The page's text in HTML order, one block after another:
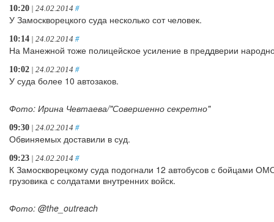
10:20 | 24.02.2014 #
У Замоскворецкого суда несколько сот человек.
10:14 | 24.02.2014 #
На Манежной тоже полицейское усиление в преддверии
10:02 | 24.02.2014 #
У суда более 10 автозаков.
Фото: Ирина Чевтаева/"Совершенно секретно"
09:30 | 24.02.2014 #
Обвиняемых доставили в суд.
09:23 | 24.02.2014 #
К Замоскворецкому суда подогнали 12 автобусов с бойцами
грузовика с солдатами внутренних войск.
Фото: @the_outreach